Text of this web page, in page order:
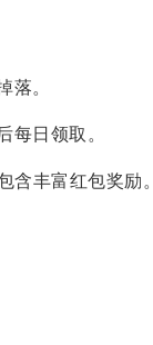
落。
每日领取。
含丰富红包奖励。